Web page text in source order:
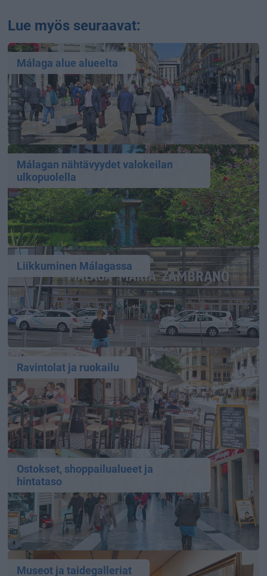
Lue myös seuraavat:
Málaga alue alueelta
Málagan nähtävyydet valokeilan
ulkopuolella
Liikkuminen Málagassa
Ravintolat ja ruokailu
Ostokset, shoppailualueet ja
hintataso
Museot ja taidegalleriat